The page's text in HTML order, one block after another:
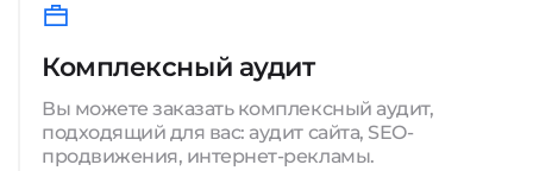
Комплексный аудит
Вы можете заказать комплексный аудит,
подходящий для вас: аудит сайта, SEO-
продвижения, интернет-рекламы.